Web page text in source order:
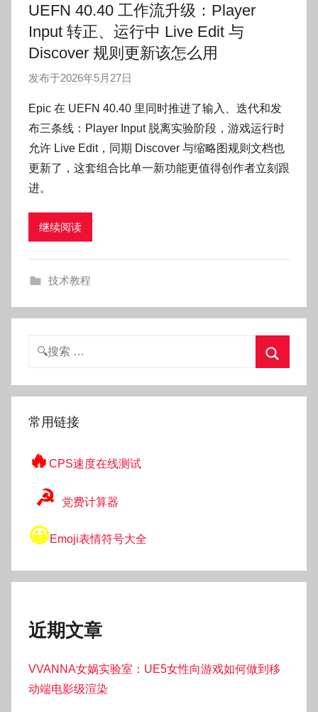
UEFN 40.40 工作流升级：Player
Input 转正、运行中 Live Edit 与
Discover 规则更新该怎么用
发布于2026年5月27日
:
O
k
g
Epic 在 UEFN 40.40 里同时推进了输入、迭代和发
布三条线：Player Input 脱离实验阶段，游戏运行时
允许 Live Edit，同期 Discover 与缩略图规则文档也
更新了，这套组合比单一新功能更值得创作者立刻跟
进。
继续阅读
技术教程
搜
索
常用链接
🔥 CPS速度在线测试
☭ 党费计算器
😀Emoji表情符号大全
近期文章
VVANNA女娲实验室：UE5女性向游戏如何做到移
动端电影级渲染